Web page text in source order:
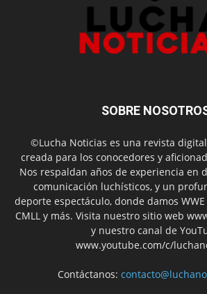
SOBRE
©Lucha Noticias es una revista
creada para los conocedores y
Nos respaldan años de experiencia en
comunicación luchísticos, y un
deporte espectáculo, donde damos WWE
CMLL y más. Visita nuestro sitio web
y nuestro canal de
www.youtube.com/c/
Contáctanos: